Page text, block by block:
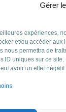
Gérer
expériences,
et/ou accéder
nous permettra de
ID uniques sur ce
avoir un effet
QC J4B